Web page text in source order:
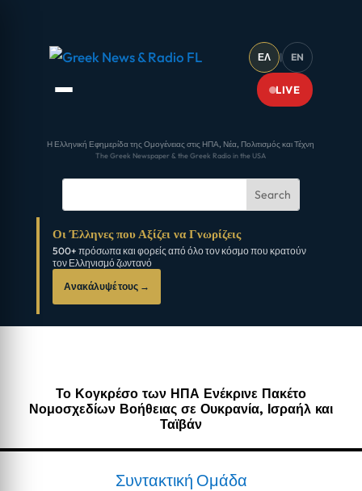
ΕΛ | EN
LIVE
Η Ελληνική Εφημερίδα της Ομογένειας στις ΗΠΑ, Νέα, Πολιτισμός και Τέχνη
The Greek Newspaper & the Greek Radio in the USA
Οι Έλληνες που Αξίζει να Γνωρίζεις
500+ πρόσωπα και φορείς από όλο τον κόσμο που κρατούν
τον Ελληνισμό ζωντανό
Ανακάλυψέ τους →
Το Κογκρέσο των ΗΠΑ Ενέκρινε Πακέτο
Νομοσχεδίων Βοήθειας σε Ουκρανία, Ισραήλ και
Ταϊβάν
Συντακτική Ομάδα